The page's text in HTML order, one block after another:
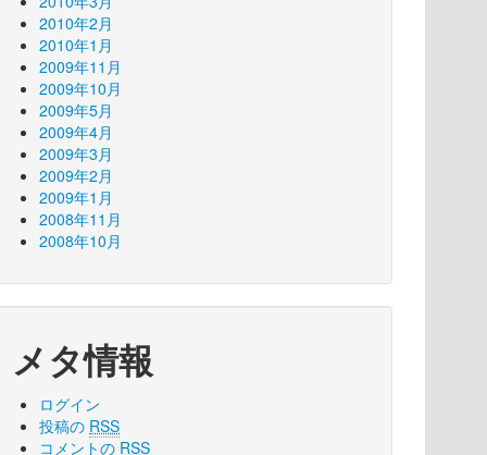
2010年2月
2010年1月
2009年11月
2009年10月
2009年5月
2009年4月
2009年3月
2009年2月
2009年1月
2008年11月
2008年10月
メタ情報
ログイン
投稿の RSS
コメントの RSS